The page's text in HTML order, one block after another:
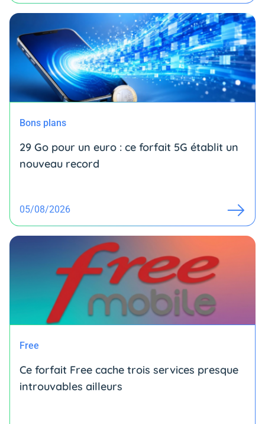
Bons plans
29 Go pour un euro : ce forfait 5G établit un
nouveau record
05/08/2026
Free
Ce forfait Free cache trois services presque
introuvables ailleurs